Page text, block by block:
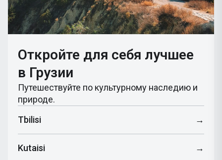
Откройте для себя лучшее
в Грузии
Путешествуйте по культурному наследию и
природе.
Tbilisi
→
Kutaisi →